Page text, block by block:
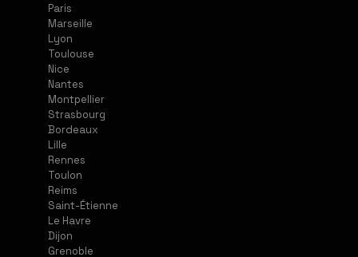
Paris
Marseille
Lyon
Toulouse
Nice
Nantes
Montpellier
Strasbourg
Bordeaux
Lille
Rennes
Toulon
Reims
Saint-Étienne
Le Havre
Dijon
Grenoble